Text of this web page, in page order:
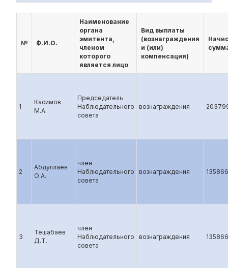
№ Ф.И.О.
Наименование
органа
эмитента,
членом
которого
является лицо
Вид выплаты
(вознаграждения
и (или)
компенсация)
1
Касимов
М.А.
Председатель
Наблюдательного
совета
вознаграждения
2
Абдуллаев
О.А.
член
Наблюдательного
совета
вознаграждения
3
Тешабаев
Д.Т.
член
Наблюдательного
совета
вознаграждения